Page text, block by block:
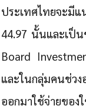
ประเทศไทยจะมี
44.97 นั้นและเป็
Board
และในกลุ่มคนช่วง
ออกมาใช้จ่ายของ